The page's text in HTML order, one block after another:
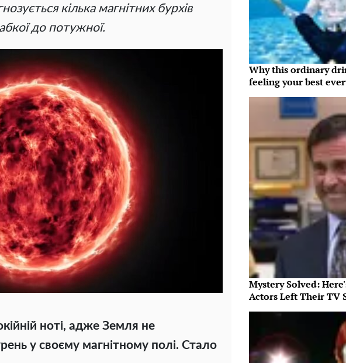
кілька магнітних бурхів
до потужної.
ноті, адже Земля не
у своєму магнітному полі. Стало
Why this ordinary
feeling your best
Mystery Solved:
Actors Left Their TV